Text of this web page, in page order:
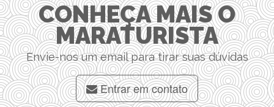
CONHEÇA MAIS O
MARATURISTA
Envie-nos um email para tirar suas dúvidas
Entrar em contato